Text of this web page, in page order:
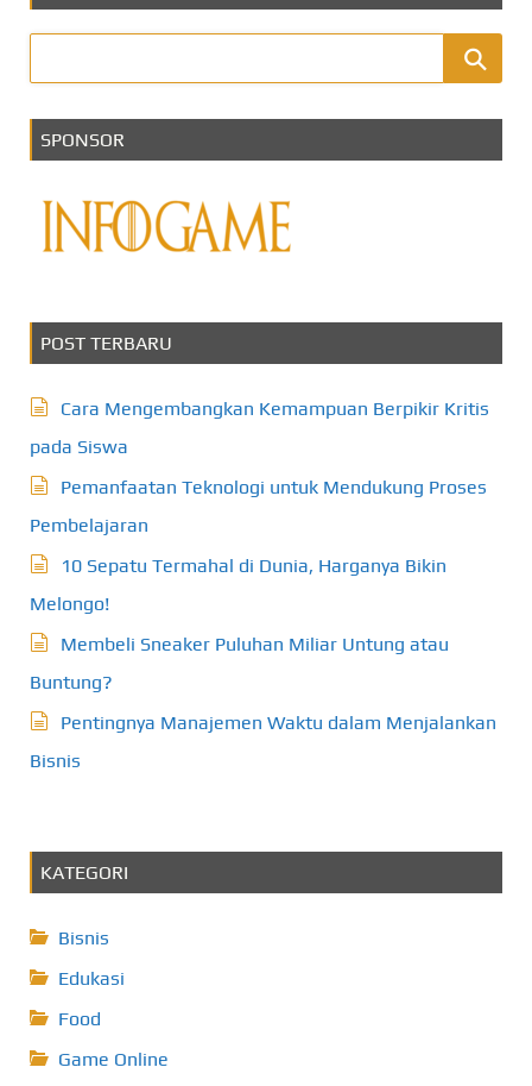
SPONSOR
POST TERBARU
Cara Mengembangkan Kemampuan Berpikir Kritis
pada Siswa
Pemanfaatan Teknologi untuk Mendukung Proses
Pembelajaran
10 Sepatu Termahal di Dunia, Harganya Bikin
Melongo!
Membeli Sneaker Puluhan Miliar Untung atau
Buntung?
Pentingnya Manajemen Waktu dalam Menjalankan
Bisnis
KATEGORI
Bisnis
Edukasi
Food
Game Online